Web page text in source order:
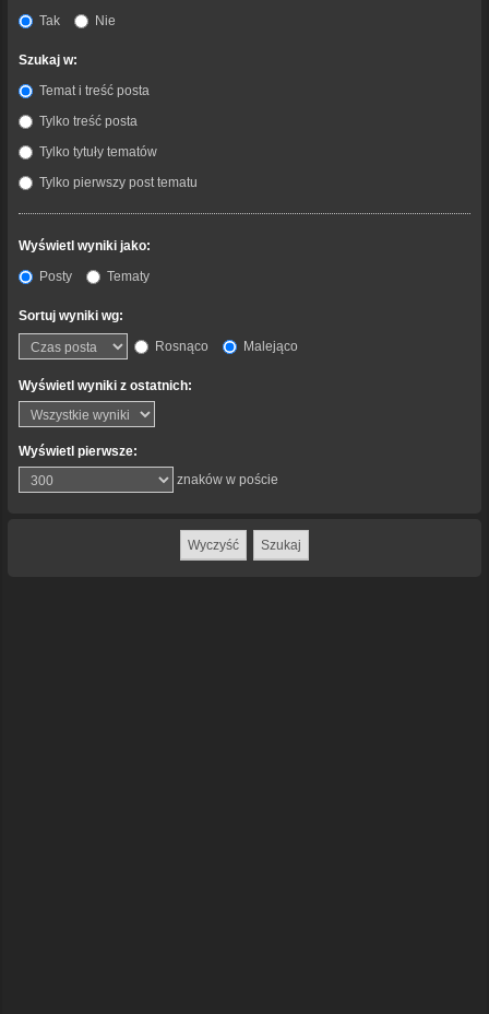
Tak
Nie
Szukaj w:
Temat i treść posta
Tylko treść posta
Tylko tytuły tematów
Tylko pierwszy post tematu
Wyświetl wyniki jako:
Posty
Tematy
Sortuj wyniki wg:
Rosnąco
Malejąco
Wyświetl wyniki z ostatnich:
Wyświetl pierwsze:
znaków w poście